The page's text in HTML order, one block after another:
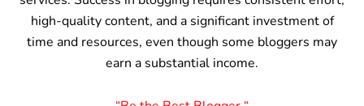
high-quality content, and a significant investment of
time and resources, even though some bloggers may
earn a substantial income.